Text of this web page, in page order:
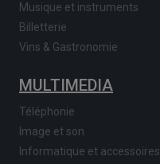
Musique et instruments
Billetterie
Vins & Gastronomie
MULTIMEDIA
Téléphonie
Image et son
Informatique et accessoires